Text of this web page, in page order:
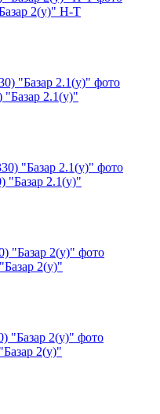
2(у)" Н-Т
2.1(у)"
2.1(у)"
2(у)"
2(у)"